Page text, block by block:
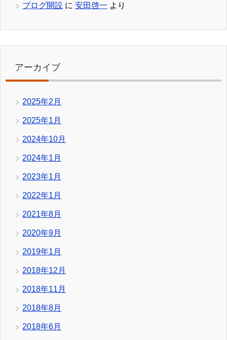
ブログ開設 に 安田啓一 より
アーカイブ
2025年2月
2025年1月
2024年10月
2024年1月
2023年1月
2022年1月
2021年8月
2020年9月
2019年1月
2018年12月
2018年11月
2018年8月
2018年6月